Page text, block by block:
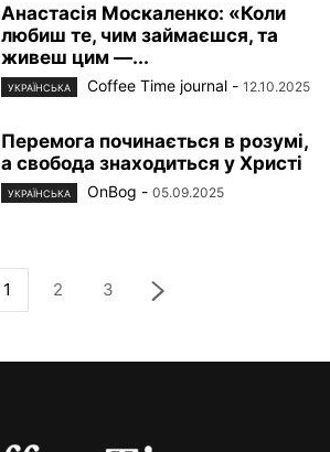
Анастасiя Москаленко: «Коли
любиш те, чим займаєшся, та
живеш цим —...
УКРАЇНСЬКА Coffee Time journal - 12.10.2025
Перемога починається в розумі,
а свобода знаходиться у Христі
УКРАЇНСЬКА OnBog - 05.09.2025
1 2 3